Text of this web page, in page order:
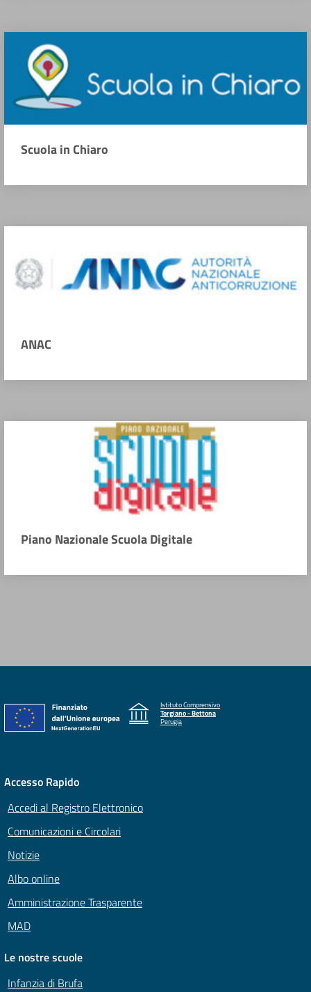
Scuola in Chiaro
ANAC
Piano Nazionale Scuola Digitale
Istituto Comprensivo
Torgiano - Bettona
Perugia
Accesso Rapido
Accedi al Registro Elettronico
Comunicazioni e Circolari
Notizie
Albo online
Amministrazione Trasparente
MAD
Le nostre scuole
Infanzia di Brufa